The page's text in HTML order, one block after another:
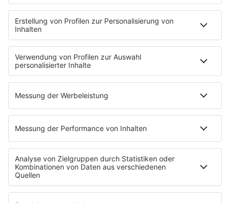
Mein delta radio
App
DAB+
Empfang
Jobs & Praktika
Service
Datenschutz
Datenschutzeinstellungen
Impressum